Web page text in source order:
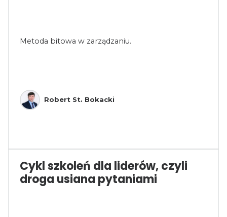
Metoda bitowa w zarządzaniu.
Robert St. Bokacki
Cykl szkoleń dla liderów, czyli
droga usiana pytaniami